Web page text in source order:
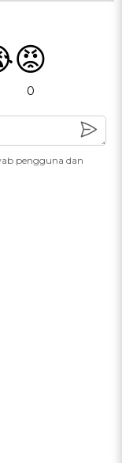
😡
0
pengguna dan